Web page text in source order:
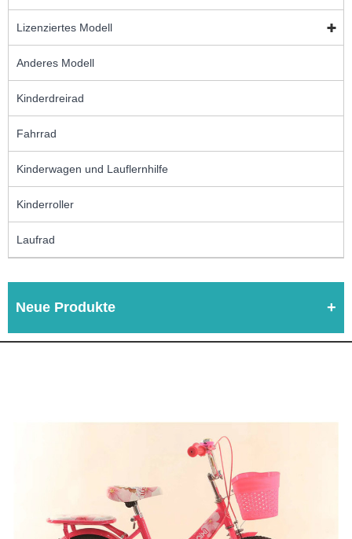
Lizenziertes Modell
Anderes Modell
Kinderdreirad
Fahrrad
Kinderwagen und Lauflernhilfe
Kinderroller
Laufrad
Neue Produkte